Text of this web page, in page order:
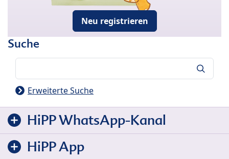
Neu registrieren
Suche
Erweiterte Suche
HiPP WhatsApp-Kanal
HiPP App